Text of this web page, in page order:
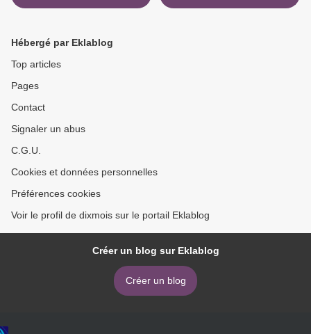
Hébergé par Eklablog
Top articles
Pages
Contact
Signaler un abus
C.G.U.
Cookies et données personnelles
Préférences cookies
Voir le profil de dixmois sur le portail Eklablog
Créer un blog sur Eklablog
Créer un blog